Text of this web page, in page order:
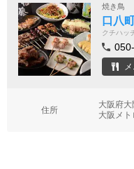
焼き鳥
口八
クチハッ
住所
大阪府
大阪メ